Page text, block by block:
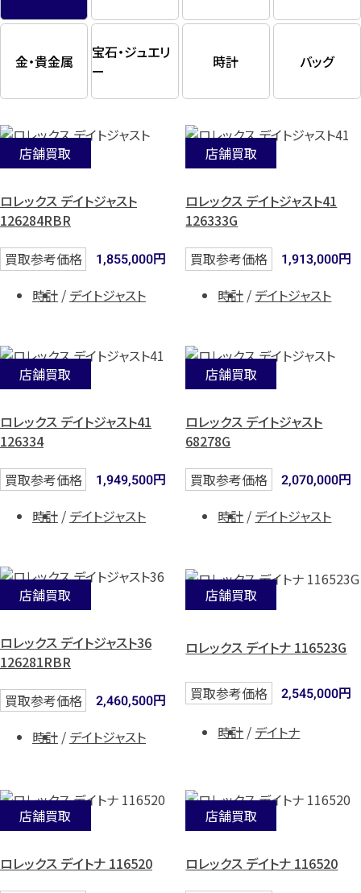
金・貴金属
宝石・ジュエリ
ー
時計 バッグ
店舗買取
ロレックス デイトジャスト
126284RBR
買取参考価格 1,855,000円
時計
デイトジャスト
店舗買取
ロレックス デイトジャスト41
126333G
買取参考価格 1,913,000円
時計
デイトジャスト
店舗買取
ロレックス デイトジャスト41
126334
買取参考価格 1,949,500円
時計
デイトジャスト
店舗買取
ロレックス デイトジャスト
68278G
買取参考価格 2,070,000円
時計
デイトジャスト
店舗買取
ロレックス デイトジャスト36
126281RBR
買取参考価格 2,460,500円
時計
デイトジャスト
店舗買取
ロレックス デイトナ 116523G
買取参考価格 2,545,000円
時計 デイトナ
店舗買取
ロレックス デイトナ 116520
店舗買取
ロレックス デイトナ 116520